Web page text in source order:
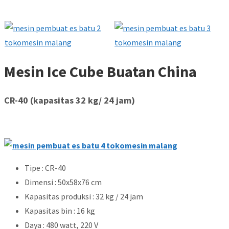
Mesin Ice Cube Buatan China
CR-40 (kapasitas 32 kg/ 24 jam)
Tipe : CR-40
Dimensi : 50x58x76 cm
Kapasitas produksi : 32 kg / 24 jam
Kapasitas bin : 16 kg
Daya : 480 watt, 220 V